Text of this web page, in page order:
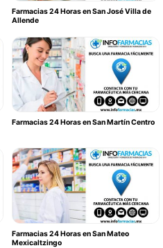
Farmacias 24 Horas en San José Villa de
Allende
Farmacias 24 Horas en San Martín Centro
Farmacias 24 Horas en San Mateo
Mexicaltzingo